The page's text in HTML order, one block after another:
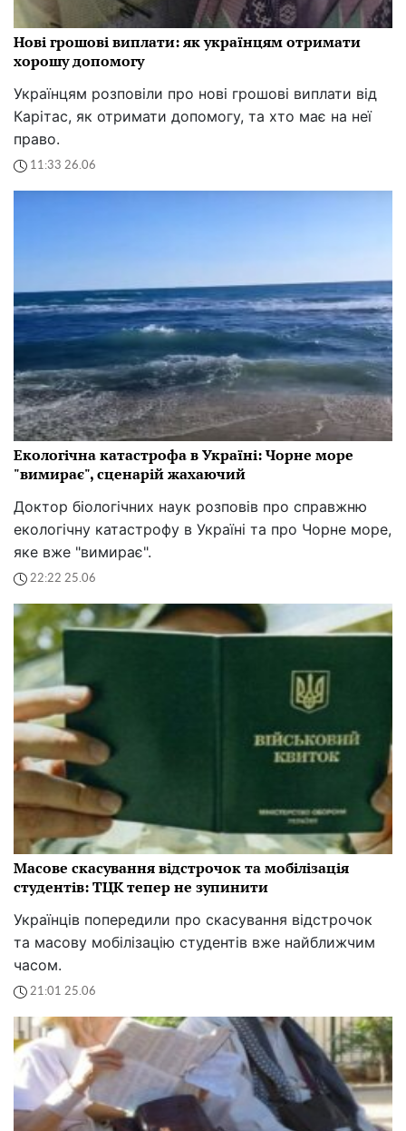
Нові грошові виплати: як українцям отримати
хорошу допомогу
Українцям розповіли про нові грошові виплати від
Карітас, як отримати допомогу, та хто має на неї
право.
11:33 26.06
Екологічна катастрофа в Україні: Чорне море
"вимирає", сценарій жахаючий
Доктор біологічних наук розповів про справжню
екологічну катастрофу в Україні та про Чорне море,
яке вже "вимирає".
22:22 25.06
Масове скасування відстрочок та мобілізація
студентів: ТЦК тепер не зупинити
Українців попередили про скасування відстрочок
та масову мобілізацію студентів вже найближчим
часом.
21:01 25.06